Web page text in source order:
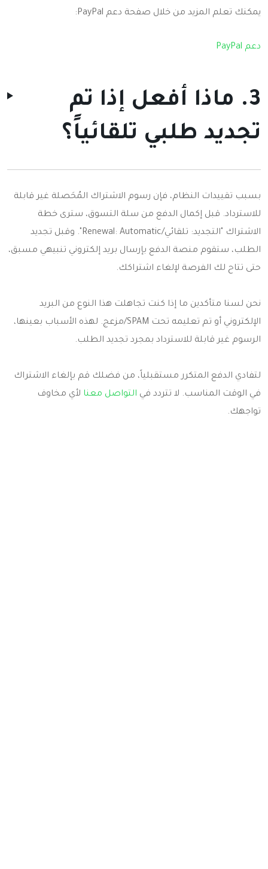
يمكنك تعلم المزيد من خلال صفحة دعم PayPal:
دعم PayPal
3. ماذا أفعل إذا تم
تجديد طلبي تلقائياً؟
بسبب تقييدات النظام، فإن رسوم الاشتراك المُحَصلة غير قابلة
للاسترداد. قبل إكمال الدفع من سلة التسوق، سترى خطة
الاشتراك "التجديد: تلقائي/Renewal: Automatic". وقبل تجديد
الطلب، ستقوم منصة الدفع بإرسال بريد إلكتروني تنبيهي مسبق،
حتى تتاح لك الفرصة لإلغاء اشتراكك.
نحن لسنا متأكدين ما إذا كنت تجاهلت هذا النوع من البريد
الإلكتروني أو تم تعليمه تحت SPAM/مزعج. لهذه الأسباب بعينها،
الرسوم غير قابلة للاسترداد بمجرد تجديد الطلب.
لتفادي الدفع المتكرر مستقبلياً، من فضلك قم بإلغاء الاشتراك
في الوقت المناسب. لا تتردد في التواصل معنا لأي مخاوف
تواجهك.